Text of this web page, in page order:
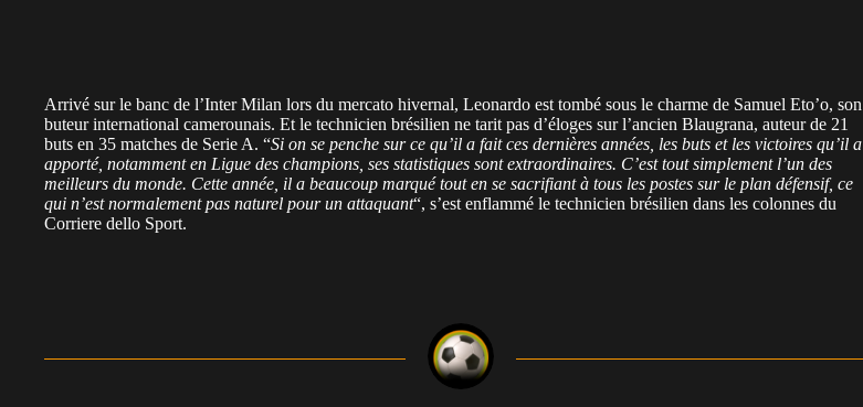
Arrivé sur le banc de l’Inter Milan lors du mercato hivernal, Leonardo est tombé sous le charme de Samuel Eto’o, son
buteur international camerounais. Et le technicien brésilien ne tarit pas d’éloges sur l’ancien Blaugrana, auteur de 21
buts en 35 matches de Serie A. “Si on se penche sur ce qu’il a fait ces dernières années, les buts et les victoires qu’il a
apporté, notamment en Ligue des champions, ses statistiques sont extraordinaires. C’est tout simplement l’un des
meilleurs du monde. Cette année, il a beaucoup marqué tout en se sacrifiant à tous les postes sur le plan défensif, ce
qui n’est normalement pas naturel pour un attaquant“, s’est enflammé le technicien brésilien dans les colonnes du
Corriere dello Sport.